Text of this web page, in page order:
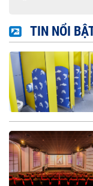
TIN NỔI